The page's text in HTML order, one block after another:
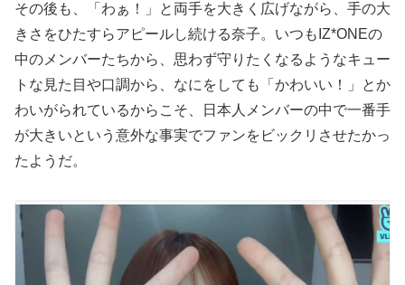
その後も、「わぁ！」と両手を大きく広げながら、手の大
きさをひたすらアピールし続ける奈子。いつもIZ*ONEの
中のメンバーたちから、思わず守りたくなるようなキュー
トな見た目や口調から、なにをしても「かわいい！」とか
わいがられているからこそ、日本人メンバーの中で一番手
が大きいという意外な事実でファンをビックリさせたかっ
たようだ。